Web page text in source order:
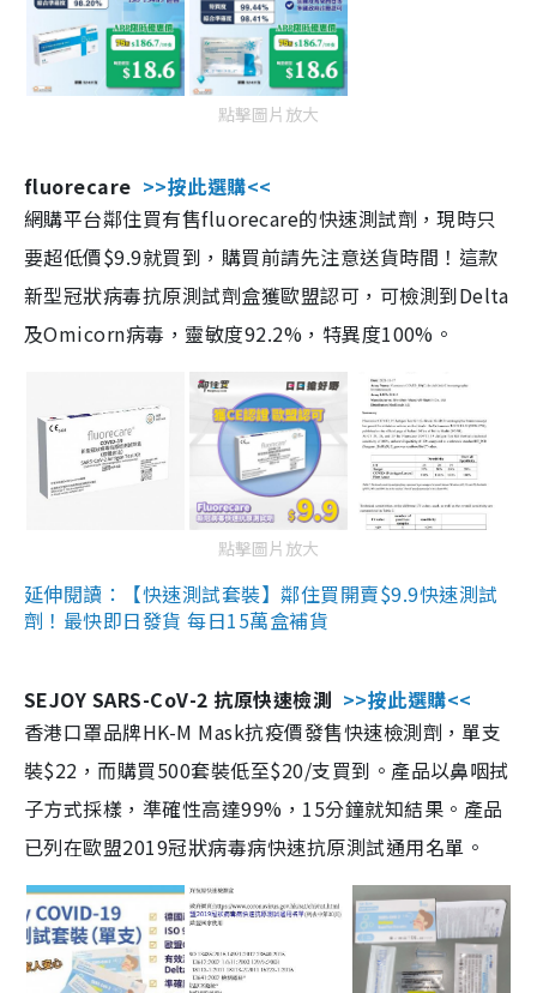
點擊圖片放大
fluorecare >>按此選購<<
網購平台鄰住買有售fluorecare的快速測試劑，現時只
要超低價$9.9就買到，購買前請先注意送貨時間！這款
新型冠狀病毒抗原測試劑盒獲歐盟認可，可檢測到Delta
及Omicorn病毒，靈敏度92.2%，特異度100%。
點擊圖片放大
延伸閱讀：【快速測試套裝】鄰住買開賣$9.9快速測試
劑！最快即日發貨 每日15萬盒補貨
SEJOY SARS-CoV-2 抗原快速檢測 >>按此選購<<
香港口罩品牌HK-M Mask抗疫價發售快速檢測劑，單支
裝$22，而購買500套裝低至$20/支買到。產品以鼻咽拭
子方式採樣，準確性高達99%，15分鐘就知結果。產品
已列在歐盟2019冠狀病毒病快速抗原測試通用名單。